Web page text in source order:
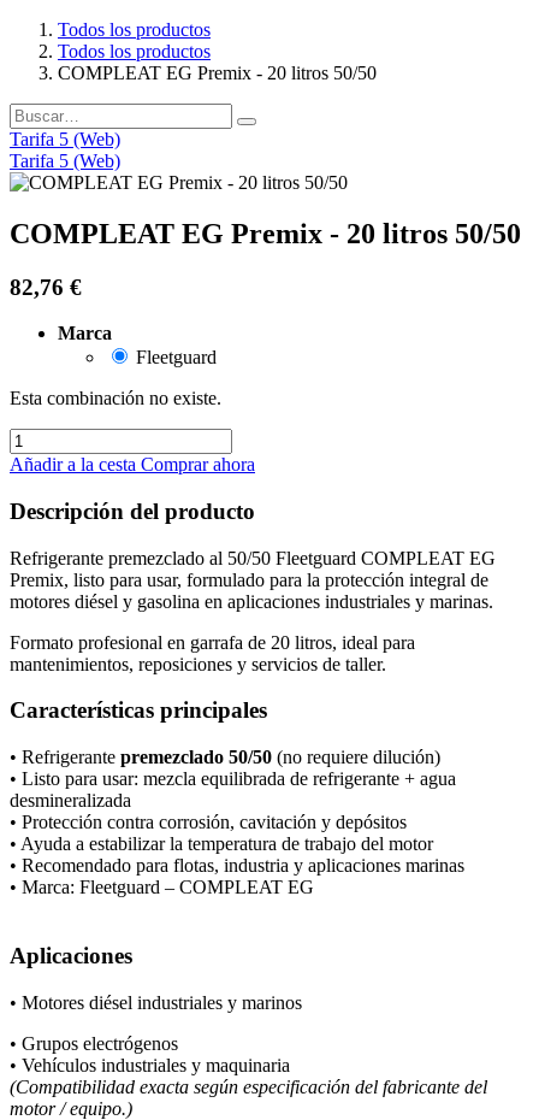
Todos los productos
Todos los productos
COMPLEAT EG Premix - 20 litros 50/50
Tarifa 5 (Web)
Tarifa 5 (Web)
COMPLEAT EG Premix - 20 litros 50/50
82,76 €
Marca
Fleetguard
Esta combinación no existe.
Añadir a la cesta Comprar ahora
Descripción del producto
Refrigerante premezclado al 50/50 Fleetguard COMPLEAT EG
Premix, listo para usar, formulado para la protección integral de
motores diésel y gasolina en aplicaciones industriales y marinas.
Formato profesional en garrafa de 20 litros, ideal para
mantenimientos, reposiciones y servicios de taller.
Características principales
• Refrigerante premezclado 50/50 (no requiere dilución)
• Listo para usar: mezcla equilibrada de refrigerante + agua
desmineralizada
• Protección contra corrosión, cavitación y depósitos
• Ayuda a estabilizar la temperatura de trabajo del motor
• Recomendado para flotas, industria y aplicaciones marinas
• Marca: Fleetguard – COMPLEAT EG
Aplicaciones
• Motores diésel industriales y marinos
• Grupos electrógenos
• Vehículos industriales y maquinaria
(Compatibilidad exacta según especificación del fabricante del
motor / equipo.)